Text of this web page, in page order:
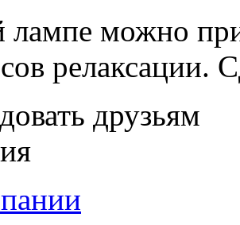
можно
друзьям